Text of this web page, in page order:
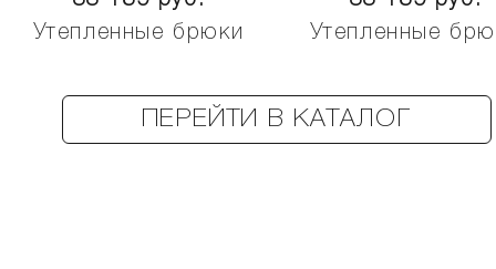
Утепленные брюки
Утепленные
ПЕРЕЙТИ В КАТАЛОГ